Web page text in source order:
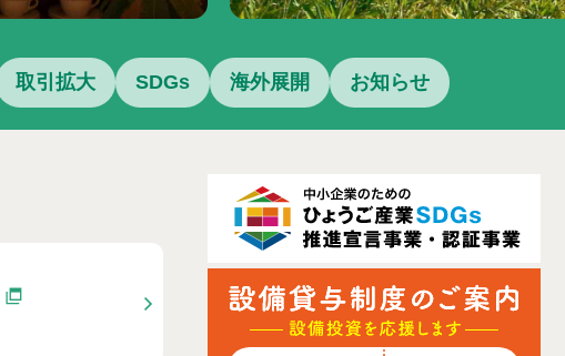
取引拡大 SDGs 海外展開 お知らせ